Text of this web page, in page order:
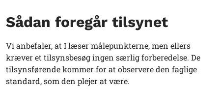
Sådan foregår tilsynet
Vi anbefaler, at I læser målepunkterne, men ellers
kræver et tilsynsbesøg ingen særlig forberedelse. De
tilsynsførende kommer for at observere den faglige
standard, som den plejer at være.